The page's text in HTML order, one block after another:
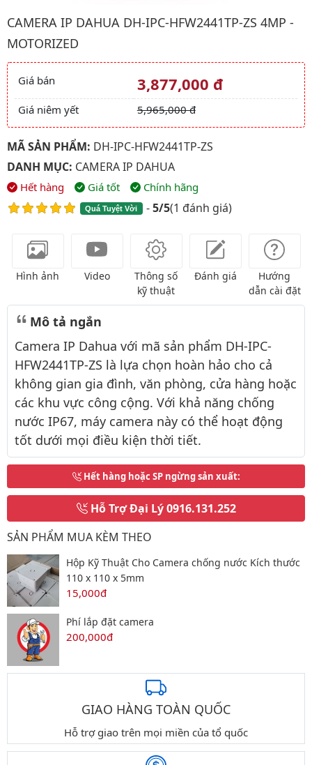
CAMERA IP DAHUA DH-IPC-HFW2441TP-ZS 4MP -
MOTORIZED
Giá và khuyến mãi
Giá bán 3,877,000 đ
Giá niêm yết 5,965,000 đ
MÃ SẢN PHẨM: DH-IPC-HFW2441TP-ZS
DANH MỤC: CAMERA IP DAHUA
Hết hàng Giá tốt Chính hãng
Quá Tuyệt Vời -5/5(1 đánh giá)
Hình ảnh Video
Thông số
kỹ thuật
Đánh giá
Hướng
dẫn cài đặt
Mô tả ngắn
Camera IP Dahua với mã sản phẩm DH-IPC-
HFW2441TP-ZS là lựa chọn hoàn hảo cho cả
không gian gia đình, văn phòng, cửa hàng hoặc
các khu vực công cộng. Với khả năng chống
nước IP67, máy camera này có thể hoạt động
tốt dưới mọi điều kiện thời tiết.
Hết hàng hoặc SP ngừng sản xuất:
Hỗ Trợ Đại Lý0916.131.252
SẢN PHẨM MUA KÈM THEO
Hộp Kỹ Thuật Cho Camera chống nước Kích thước
110 x 110 x 5mm
15,000đ
Phí lắp đặt camera
200,000đ
GIAO HÀNG TOÀN QUỐC
Hỗ trợ giao trên mọi miền của tổ quốc